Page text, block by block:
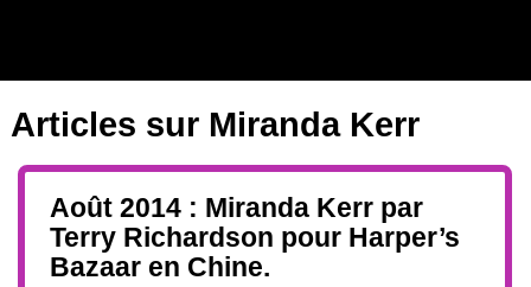
Articles sur Miranda Kerr
Août 2014 : Miranda Kerr par
Terry Richardson pour Harper’s
Bazaar en Chine.